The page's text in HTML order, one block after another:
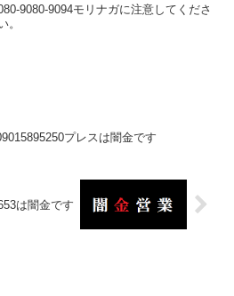
9080-9094モリナガに注意してくださ
。
プレスは闇金です
は闇金です